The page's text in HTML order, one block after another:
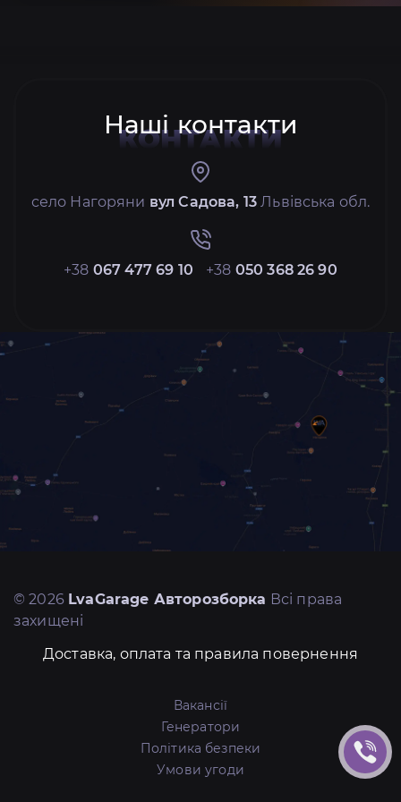
Наші контакти
КОНТАКТИ
село Нагоряни вул Садова, 13 Львівська обл.
+38 067 477 69 10 +38 050 368 26 90
© 2026 LvaGarage Авторозборка Всі права
захищені
Доставка, оплата та правила повернення
Вакансії
Генератори
Політика безпеки
Умови угоди